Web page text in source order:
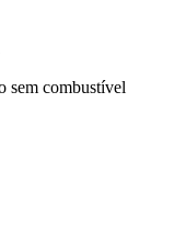
sem combustível